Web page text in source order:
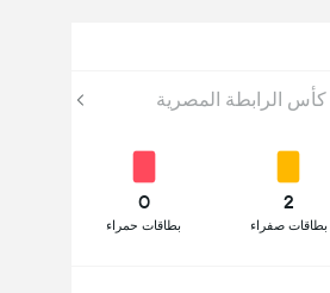
كأس الرابطة المصرية
2
بطاقات صفراء
0
بطاقات حمراء